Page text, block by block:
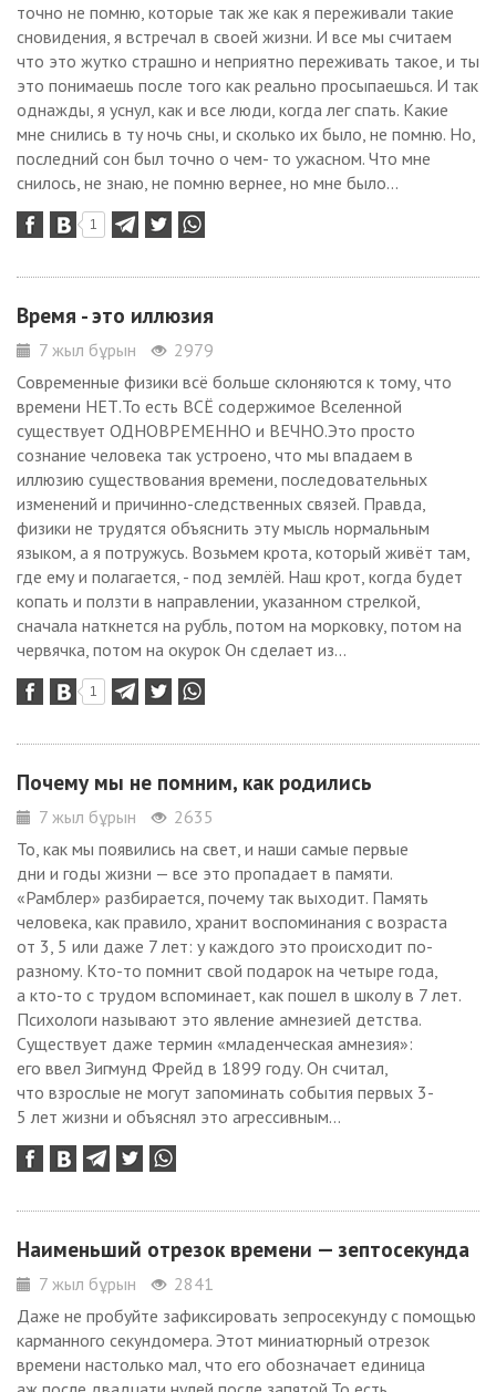
точно не помню, которые так же как я переживали такие
сновидения, я встречал в своей жизни. И все мы считаем
что это жутко страшно и неприятно переживать такое, и ты
это понимаешь после того как реально просыпаешься. И так
однажды, я уснул, как и все люди, когда лег спать. Какие
мне снились в ту ночь сны, и сколько их было, не помню. Но,
последний сон был точно о чем- то ужасном. Что мне
снилось, не знаю, не помню вернее, но мне было...
1
Время - это иллюзия
7 жыл бұрын
2979
Современные физики всё больше склоняются к тому, что
времени НЕТ.То есть ВСЁ содержимое Вселенной
существует ОДНОВРЕМЕННО и ВЕЧНО.Это просто
сознание человека так устроено, что мы впадаем в
иллюзию существования времени, последовательных
изменений и причинно-следственных связей. Правда,
физики не трудятся объяснить эту мысль нормальным
языком, а я потружусь. Возьмем крота, который живёт там,
где ему и полагается, - под землёй. Наш крот, когда будет
копать и ползти в направлении, указанном стрелкой,
сначала наткнется на рубль, потом на морковку, потом на
червячка, потом на окурок Он сделает из...
1
Почему мы не помним, как родились
7 жыл бұрын
2635
То, как мы появились на свет, и наши самые первые
дни и годы жизни — все это пропадает в памяти.
«Рамблер» разбирается, почему так выходит. Память
человека, как правило, хранит воспоминания с возраста
от 3, 5 или даже 7 лет: у каждого это происходит по-
разному. Кто-то помнит свой подарок на четыре года,
а кто-то с трудом вспоминает, как пошел в школу в 7 лет.
Психологи называют это явление амнезией детства.
Существует даже термин «младенческая амнезия»:
его ввел Зигмунд Фрейд в 1899 году. Он считал,
что взрослые не могут запоминать события первых 3-
5 лет жизни и объяснял это агрессивным...
Наименьший отрезок времени — зептосекунда
7 жыл бұрын
2841
Даже не пробуйте зафиксировать зепросекунду с помощью
карманного секундомера. Этот миниатюрный отрезок
времени настолько мал, что его обозначает единица